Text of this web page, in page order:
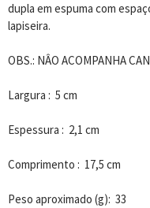
dupla em espuma com
lapiseira.
OBS.: NÂO ACOMPANHA
Largura : 5 cm
Espessura : 2,1 cm
Comprimento : 17,5 cm
Peso aproximado (g): 33